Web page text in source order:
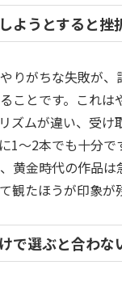
ようとすると挫
りがちな失敗が、
ことです。これは
ズムが違い、受け
1〜2本でも十分
黄金時代の作品は
観たほうが印象が
で選ぶと合わな